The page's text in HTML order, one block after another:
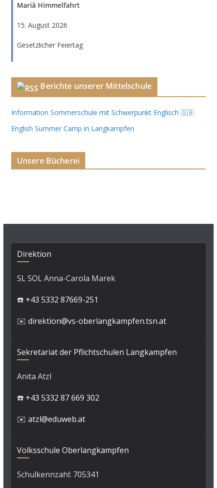
Mariä Himmelfahrt
15. August 2026
Gesetzlicher Feiertag
Berichte unserer Mittelschule
Information Sommerschule mit Schwerpunkt Englisch 🇬🇧
English Summer Camp in Langkampfen
Unsere Bücherei
Direktion
SL SOL Anna-Carola Marek
☎️ +43 5332 87669-251
✉️ direktion@vs-oberlangkampfen.tsn.at
Sekretariat der Pflichtschulen Langkampfen
Anita Atzl
☎️ +43 5332 87 669 302
✉️ atzl@eduweb.at
Volksschule Oberlangkampfen
Schulkennzahl: 705341